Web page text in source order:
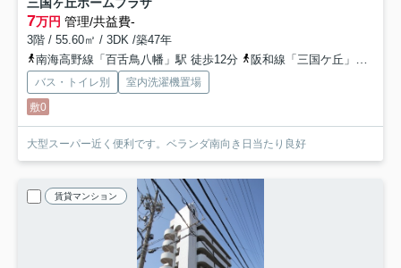
三国ヶ丘ホームプラザ
7万円 管理/共益費-
3階 / 55.60㎡ / 3DK /築47年
南海高野線「百舌鳥八幡」駅 徒歩12分
阪和線「三国ケ丘」駅 徒歩16分
バス・トイレ別
室内洗濯機置場
敷0
大型スーパー近く便利です。ベランダ南向き日当たり良好
賃貸マンション